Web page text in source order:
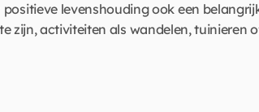
levenshouding ook een
zijn, activiteiten als wandelen, tuinieren